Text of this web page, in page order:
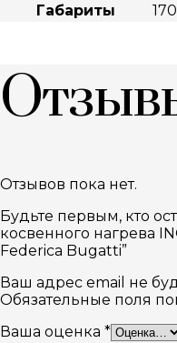
Габариты
Отзывов пока нет.
Будьте первым, кто
косвенного нагрева
Federica Bugatti”
Ваш адрес email не
Обязательные поля
Ваша оценка *